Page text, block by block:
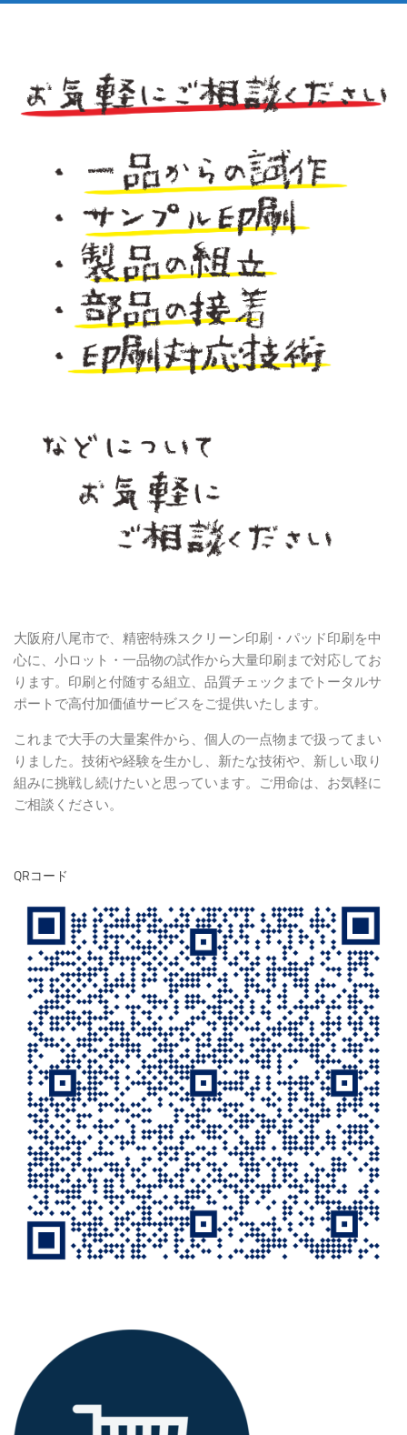
大阪府八尾市で、精密特殊スクリーン印刷・パッド印刷を中
心に、小ロット・一品物の試作から大量印刷まで対応してお
ります。印刷と付随する組立、品質チェックまでトータルサ
ポートで高付加価値サービスをご提供いたします。
これまで大手の大量案件から、個人の一点物まで扱ってまい
りました。技術や経験を生かし、新たな技術や、新しい取り
組みに挑戦し続けたいと思っています。ご用命は、お気軽に
ご相談ください。
QRコード